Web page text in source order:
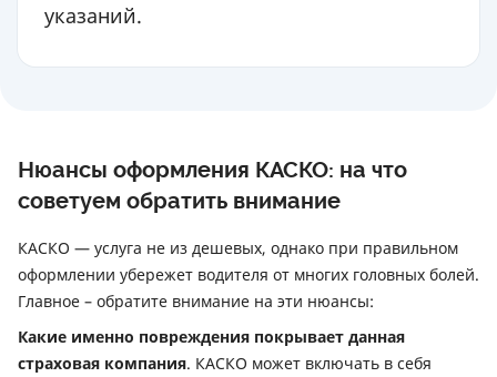
указаний.
Нюансы оформления КАСКО: на что
советуем обратить внимание
КАСКО — услуга не из дешевых, однако при правильном
оформлении убережет водителя от многих головных болей.
Главное – обратите внимание на эти нюансы:
Какие именно повреждения покрывает данная
страховая компания. КАСКО может включать в себя